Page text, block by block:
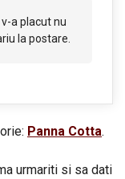
a placut nu
la postare.
Panna Cotta.
urmariti si sa dati